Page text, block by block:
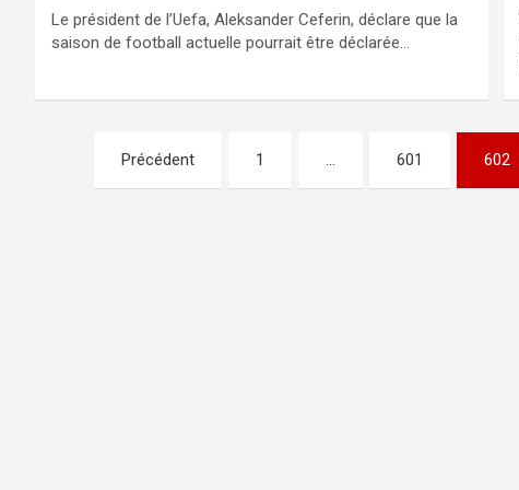
Le président de l’Uefa, Aleksander Ceferin, déclare que la
saison de football actuelle pourrait être déclarée…
Précédent 1 … 601 602